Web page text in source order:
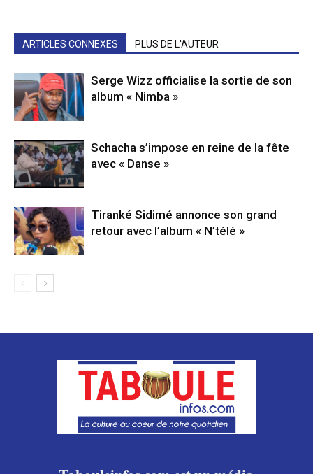
ARTICLES CONNEXES PLUS DE L'AUTEUR
Serge Wizz officialise la sortie de son
album « Nimba »
Schacha s’impose en reine de la fête
avec « Danse »
Tiranké Sidimé annonce son grand
retour avec l’album « N’télé »